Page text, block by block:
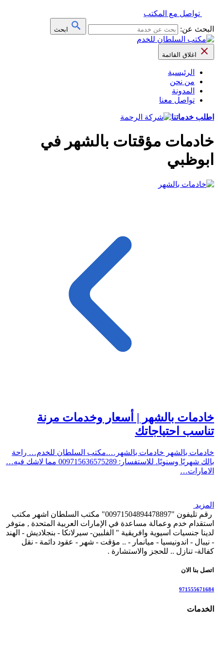
تواصل مع المكتب
البحث عن:
ابحث
اغلاق القائمة
الرئيسية
من نحن
المدونة
تواصل معنا
اطلب خدماتنا
خادمات مؤقتات بالشهر في
ابوظبي
خادمات بالشهر | أسعار وخدمات مرنة
تناسب احتياجاتك
خادمات بالشهر خادمات بالشهر….مكتب السلطان للخدم… راحة
بالك شهريًا وسنويًا. للاستفسار: 009715636575289 مما لاشك فيه…
الامارات…
المزيد
رقم تليفون "00971504894478897" مكتب السلطان اشهر مكتب
استقدام خدم وعمالة مساعدة في الإمارات العربية المتحدة , متوفر
لدينا جنسيات اسيوية وافريقية " الفلبين- سيرلانكا - بنجلاديش - الهند
- نيبال - اندونيسيا - ميانمار - .. مؤقت - شهر - عقود دائمة - نقل
كفالة- تنازل .. للحجز والاستشارة .
اتصل بنا الان
971555671684
الخدمات